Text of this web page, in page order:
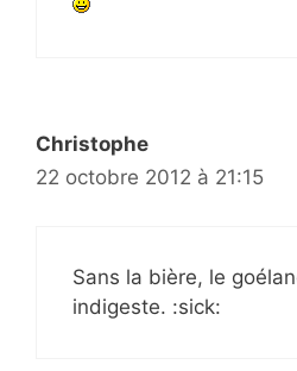
Christophe
22 octobre 2012 à 21:15
Sans la bière, le
indigeste. :sick: